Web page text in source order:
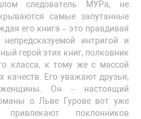
следователь МУРа, не
самые запутанные
его книга – это правдивая
интригой и
герой этих книг, полковник
класса, к тому же с массой
качеств. Его уважают друзья,
Он – настоящий
о Льве Гурове вот уже
поклонников